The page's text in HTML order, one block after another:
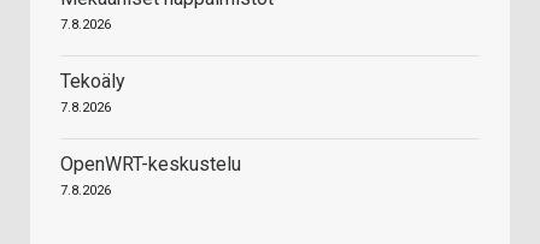
7.8.2026
Tekoäly
7.8.2026
OpenWRT-keskustelu
7.8.2026